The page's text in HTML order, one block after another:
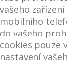
vašeho
mobilního
do vašeho
cookies pouze
nastavení